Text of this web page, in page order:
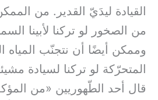
القيادة ليدَيّ القدير. من
من الصخور لو تركنا لأبينا
وممكن أيضًا أن نتجنّب المياه
المتحرّكة لو تركنا لسيادة
قال أحد الطّهوريين «من